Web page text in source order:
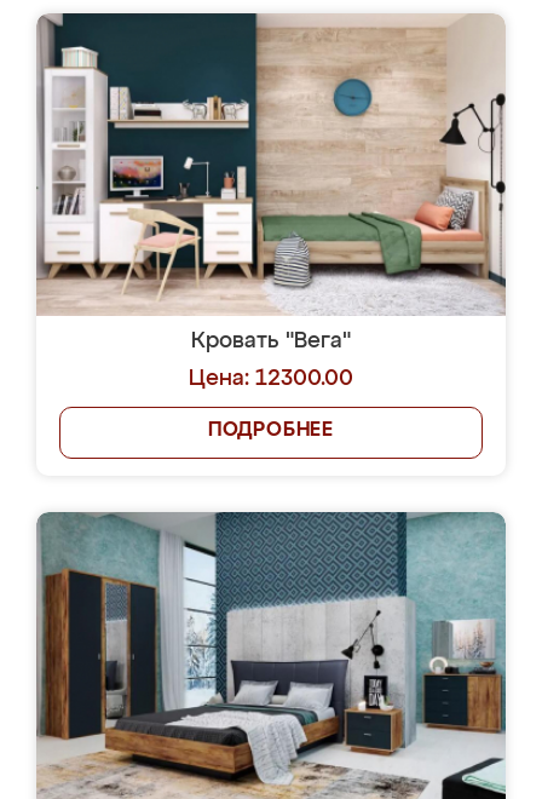
Кровать "Вега"
Цена: 12300.00
ПОДРОБНЕЕ